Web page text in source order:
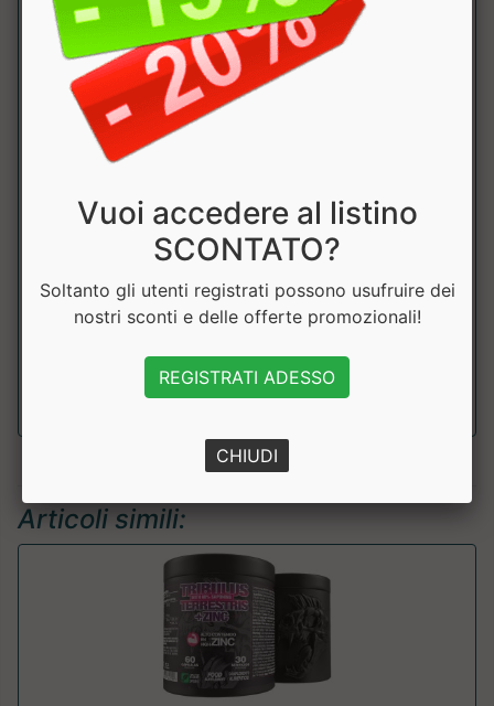
Fieno greco 100 mg
Ortica 100 mg
Dioscorea
Pepe nero e.s
Vitamina B6 4 mg 286%
Acido D-
900 mg
Articoli simili:
Vuoi accedere al listino
SCONTATO?
Soltanto gli utenti registrati possono usufruire dei
nostri sconti e delle offerte promozionali!
REGISTRATI ADESSO
CHIUDI